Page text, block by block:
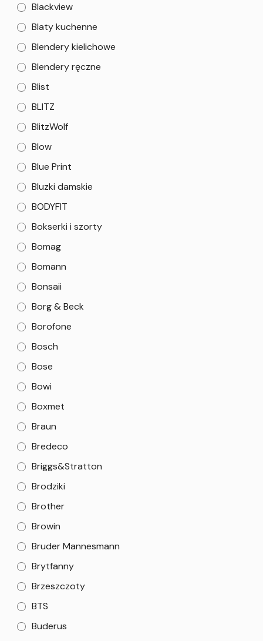
Blackview
Blaty kuchenne
Blendery kielichowe
Blendery ręczne
Blist
BLITZ
BlitzWolf
Blow
Blue Print
Bluzki damskie
BODYFIT
Bokserki i szorty
Bomag
Bomann
Bonsaii
Borg & Beck
Borofone
Bosch
Bose
Bowi
Boxmet
Braun
Bredeco
Briggs&Stratton
Brodziki
Brother
Browin
Bruder Mannesmann
Brytfanny
Brzeszczoty
BTS
Buderus